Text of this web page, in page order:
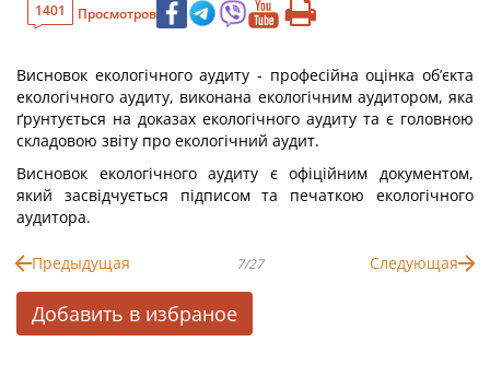
1401 Просмотров
Висновок екологічного аудиту - професійна оцінка об’єкта
екологічного аудиту, виконана екологічним аудитором, яка
ґрунтується на доказах екологічного аудиту та є головною
складовою звіту про екологічний аудит.
Висновок екологічного аудиту є офіційним документом,
який засвідчується підписом та печаткою екологічного
аудитора.
Предыдущая 7/27 Следующая
Добавить в избраное